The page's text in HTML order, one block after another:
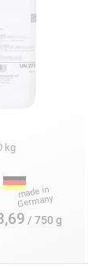
kg
/ 750 g